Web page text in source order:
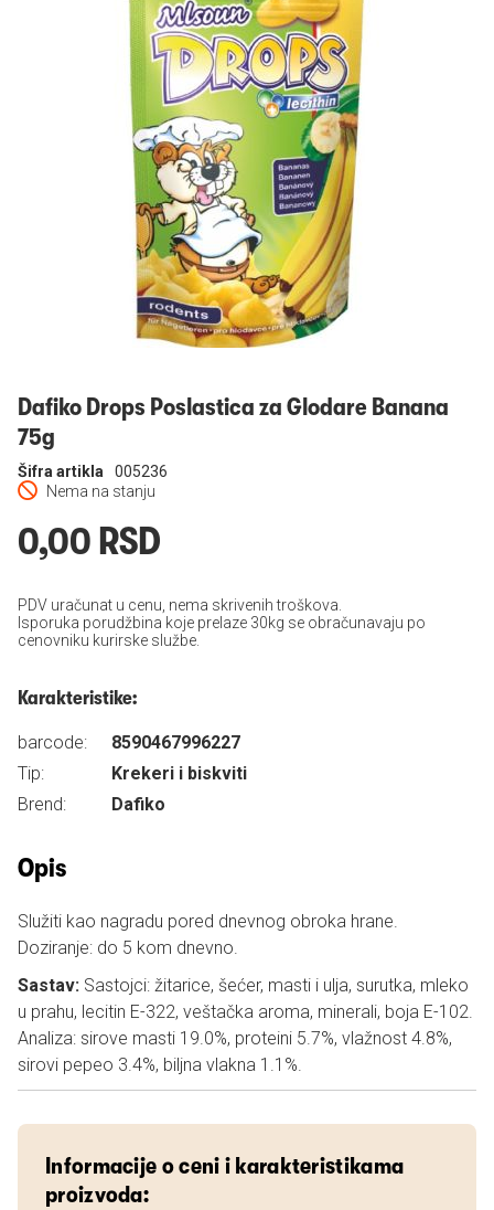
Dafiko Drops Poslastica za Glodare Banana
75g
Nema na stanju
Šifra artikla 005236
0,00 RSD
PDV uračunat u cenu, nema skrivenih troškova.
Isporuka porudžbina koje prelaze 30kg se obračunavaju po
cenovniku kurirske službe.
Karakteristike:
barcode:
8590467996227
Tip:
Krekeri i biskviti
Brend:
Dafiko
Opis
Služiti kao nagradu pored dnevnog obroka hrane.
Doziranje: do 5 kom dnevno.
Sastav: Sastojci: žitarice, šećer, masti i ulja, surutka, mleko
u prahu, lecitin E-322, veštačka aroma, minerali, boja E-102.
Analiza: sirove masti 19.0%, proteini 5.7%, vlažnost 4.8%,
sirovi pepeo 3.4%, biljna vlakna 1.1%.
Informacije o ceni i karakteristikama
proizvoda: